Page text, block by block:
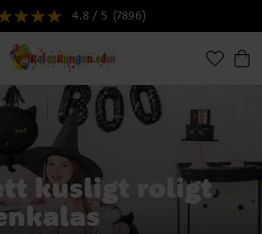
4.8 / 5 (7896)
kusligt roligt